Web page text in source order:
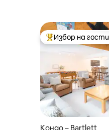
Най-популярен
Избор на
Кондо – Bartlett